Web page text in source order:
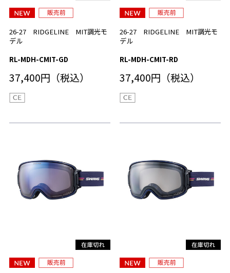
26-27 RIDGELINE MIT調光モ
デル
RL-MDH-CMIT-GD
37,400円（税込）
26-27 RIDGELINE MIT調光モ
デル
RL-MDH-CMIT-RD
37,400円（税込）